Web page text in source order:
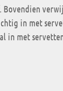
in met
in met